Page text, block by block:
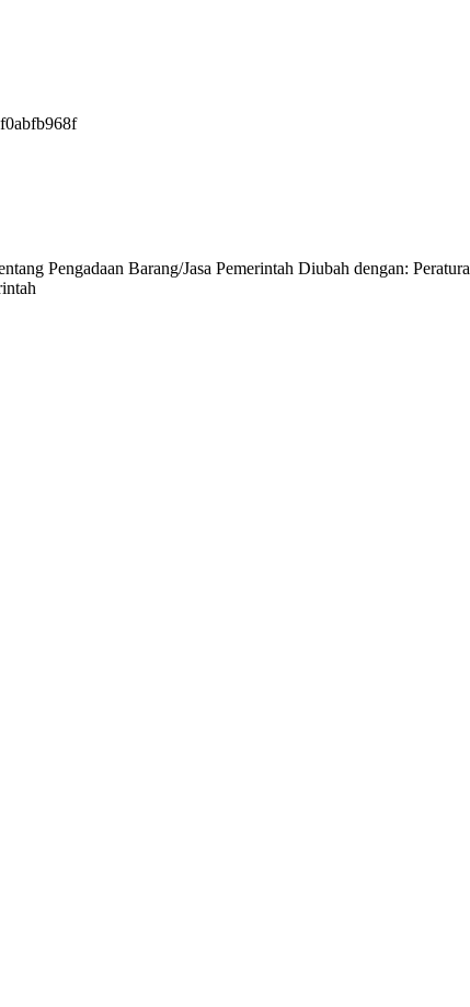
Pengadaan Barang/Jasa Pemerintah Diubah dengan: